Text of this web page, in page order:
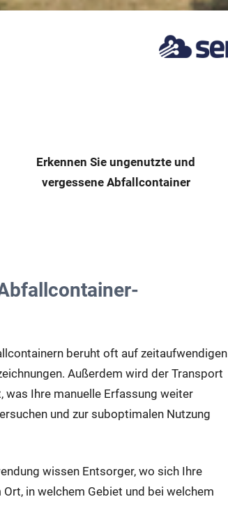
Erkennen Sie ungenutzte und
vergessene Abfallcontainer
beruht oft auf zeitaufwendigen
Außerdem wird der Transport
Ihre manuelle Erfassung weiter
und zur suboptimalen Nutzung
wissen Entsorger, wo sich Ihre
in welchem Gebiet und bei welchem